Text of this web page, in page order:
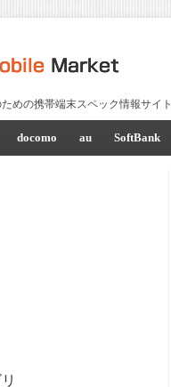
めの携帯端末スペック情報サイト
docomo au SoftBank